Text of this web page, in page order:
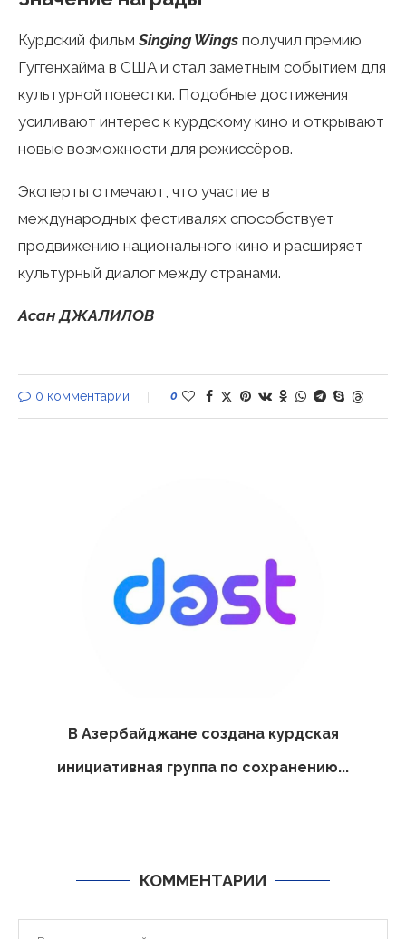
Курдский фильмSinging Wings получил премию
Гуггенхайма в США и стал заметным событием для
культурной повестки. Подобные достижения
усиливают интерес к курдскому кино и открывают
новые возможности для режиссёров.
Эксперты отмечают, что участие в
международных фестивалях способствует
продвижению национального кино и расширяет
культурный диалог между странами.
Асан ДЖАЛИЛОВ
0 комментарии 0
В Азербайджане создана курдская
инициативная группа по сохранению...
КОММЕНТАРИИ